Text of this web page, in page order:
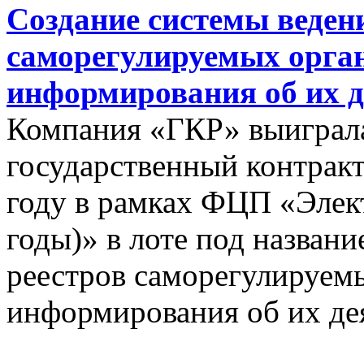
Создание системы
саморегулируемых
информирования об их
Компания «ГКР»
государственный
году в рамках ФЦП
годы)» в лоте под
реестров
информирования об их